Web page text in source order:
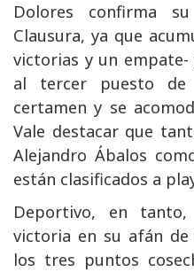
Dolores confirma
Clausura, ya que
victorias y un
al tercer puesto
certamen y se
Vale destacar que
Alejandro Ábalos
están clasificados a
Deportivo, en
victoria en su afán
los tres puntos